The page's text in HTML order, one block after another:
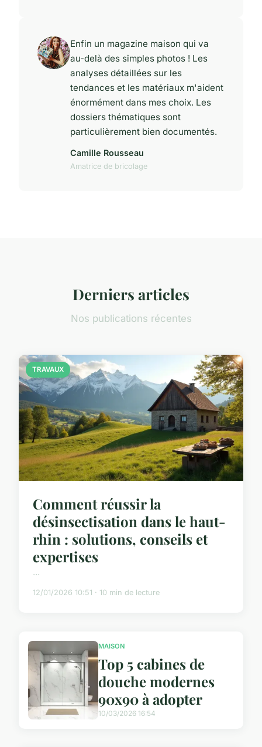
Enfin un magazine maison qui va
au-delà des simples photos ! Les
analyses détaillées sur les
tendances et les matériaux m'aident
énormément dans mes choix. Les
dossiers thématiques sont
particulièrement bien documentés.
Camille Rousseau
Amatrice de bricolage
Derniers articles
Nos publications récentes
TRAVAUX
Comment réussir la
désinsectisation dans le haut-
rhin : solutions, conseils et
expertises
...
12/01/2026 10:51 · 10 min de lecture
MAISON
Top 5 cabines de
douche modernes
90x90 à adopter
10/03/2026 16:54